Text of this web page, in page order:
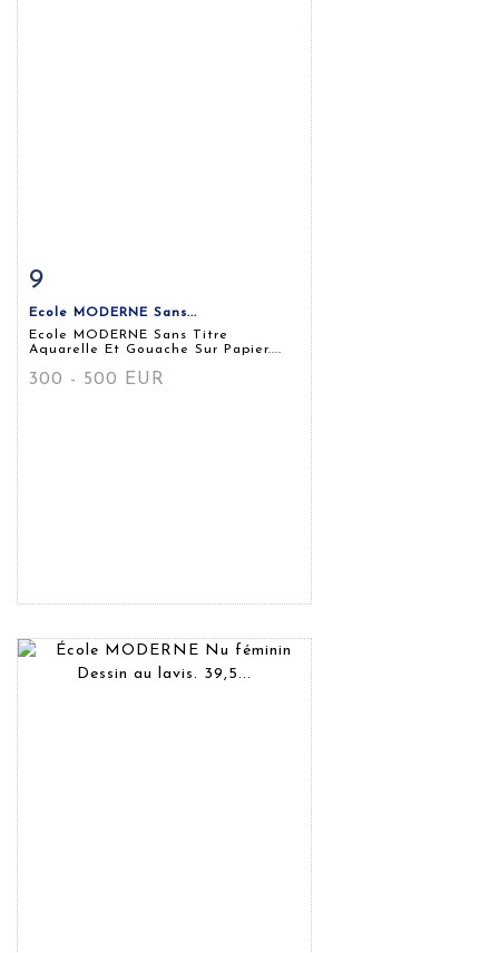
Fiche détaillée
9
Ecole MODERNE Sans...
Ecole MODERNE Sans Titre
Aquarelle Et Gouache Sur Papier....
300 - 500 EUR